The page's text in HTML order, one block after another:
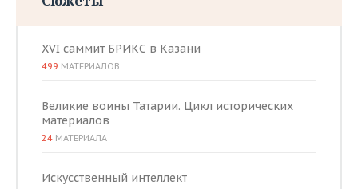
XVI саммит БРИКС в Казани
499 МАТЕРИАЛОВ
Великие воины Татарии. Цикл исторических
материалов
24 МАТЕРИАЛА
Искусственный интеллект